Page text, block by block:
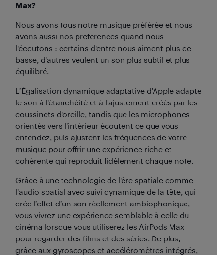
Max?
Nous avons tous notre musique préférée et nous
avons aussi nos préférences quand nous
l'écoutons : certains d'entre nous aiment plus de
basse, d'autres veulent un son plus subtil et plus
équilibré.
L’Égalisation dynamique adaptative d’Apple adapte
le son à l'étanchéité et à l'ajustement créés par les
coussinets d'oreille, tandis que les microphones
orientés vers l'intérieur écoutent ce que vous
entendez, puis ajustent les fréquences de votre
musique pour offrir une expérience riche et
cohérente qui reproduit fidèlement chaque note.
Grâce à une technologie de l'ère spatiale comme
l'audio spatial avec suivi dynamique de la tête, qui
crée l’effet d’un son réellement ambiophonique,
vous vivrez une expérience semblable à celle du
cinéma lorsque vous utiliserez les AirPods Max
pour regarder des films et des séries. De plus,
grâce aux gyroscopes et accéléromètres intégrés,